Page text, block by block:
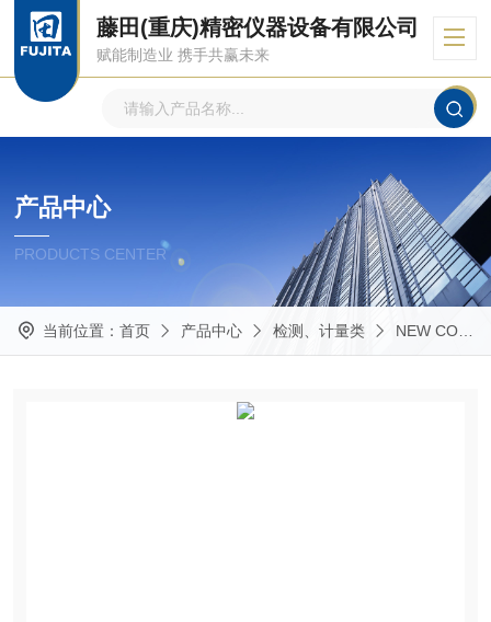
藤田(重庆)精密仪器设备有限公司
赋能制造业 携手共赢未来
产品中心
PRODUCTS CENTER
当前位置： 首页 产品中心 检测、计量类 NEW COSMOS 新宇宙